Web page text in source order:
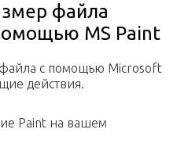
файла
MS Paint
с помощью Microsoft
действия.
Paint на вашем